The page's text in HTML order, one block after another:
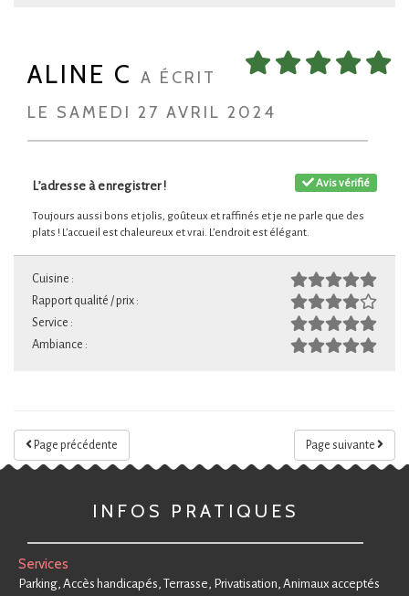
ALINE C A ÉCRIT
LE SAMEDI 27 AVRIL 2024
Avis vérifié
L’adresse à enregistrer !
Toujours aussi bons et jolis, goûteux et raffinés et je ne parle que des
plats ! L’accueil est chaleureux et vrai. L’endroit est élégant.
Cuisine :
Rapport qualité / prix :
Service :
Ambiance :
Page suivante
Page précédente
INFOS PRATIQUES
Services
Parking, Accès handicapés, Terrasse, Privatisation, Animaux acceptés